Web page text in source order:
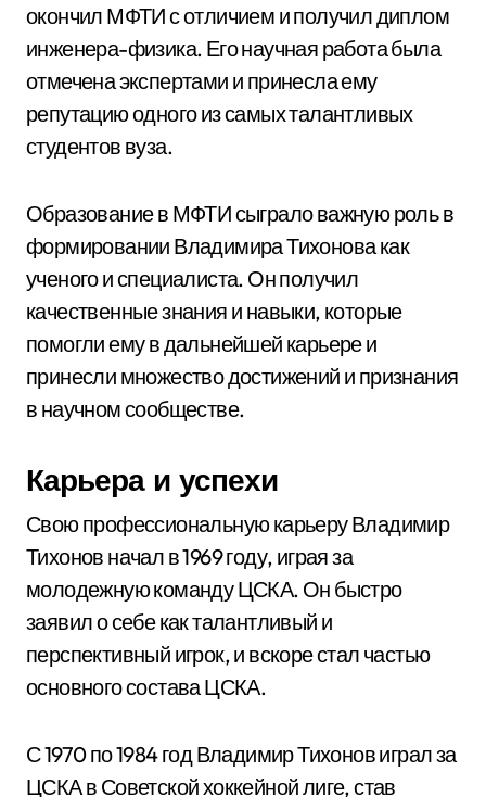
окончил МФТИ с отличием и получил диплом
инженера-физика. Его научная работа была
отмечена экспертами и принесла ему
репутацию одного из самых талантливых
студентов вуза.
Образование в МФТИ сыграло важную роль в
формировании Владимира Тихонова как
ученого и специалиста. Он получил
качественные знания и навыки, которые
помогли ему в дальнейшей карьере и
принесли множество достижений и признания
в научном сообществе.
Карьера и успехи
Свою профессиональную карьеру Владимир
Тихонов начал в 1969 году, играя за
молодежную команду ЦСКА. Он быстро
заявил о себе как талантливый и
перспективный игрок, и вскоре стал частью
основного состава ЦСКА.
С 1970 по 1984 год Владимир Тихонов играл за
ЦСКА в Советской хоккейной лиге, став